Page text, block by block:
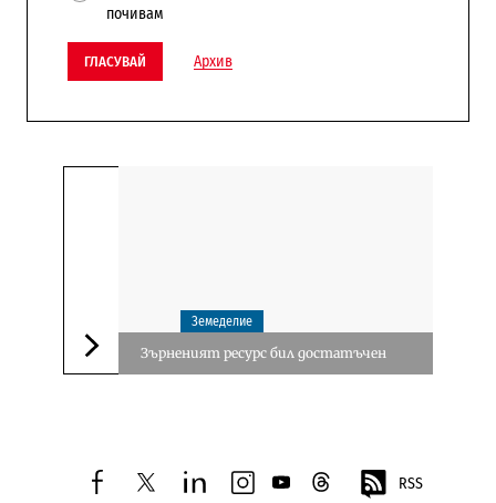
почивам
ГЛАСУВАЙ Архив
Следваща новина
Земеделие
Зърненият ресурс бил достатъчен
facebooktwitterlinkedininstagram
youtubethreads RSS